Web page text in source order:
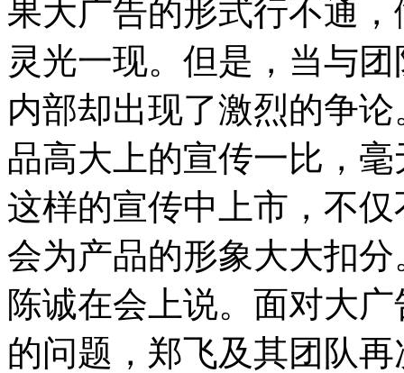
果大广告的形式行不通
灵光一现。但是，当与
内部却出现了激烈的争
品高大上的宣传一比，
这样的宣传中上市，不
会为产品的形象大大扣
陈诚在会上说。面对大
的问题，郑飞及其团队